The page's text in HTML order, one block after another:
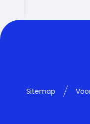
Sitemap